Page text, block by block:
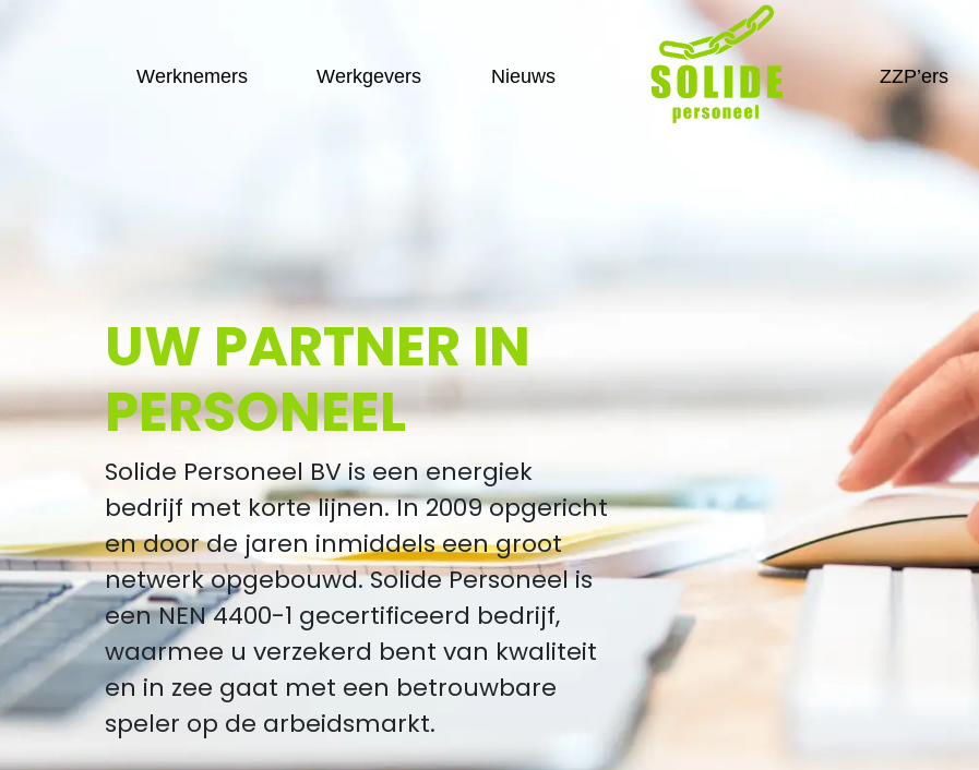
Werknemers Werkgevers Nieuws ZZP’ers
UW PARTNER IN
PERSONEEL
Solide Personeel BV is een energiek
bedrijf met korte lijnen. In 2009 opgericht
en door de jaren inmiddels een groot
netwerk opgebouwd. Solide Personeel is
een NEN 4400-1 gecertificeerd bedrijf,
waarmee u verzekerd bent van kwaliteit
en in zee gaat met een betrouwbare
speler op de arbeidsmarkt.